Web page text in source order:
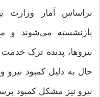
بازنشسته می‌شوند و
نیروها، پدیده ترک
حال به دلیل کمبود
نیرو نیز مشکل کمبود